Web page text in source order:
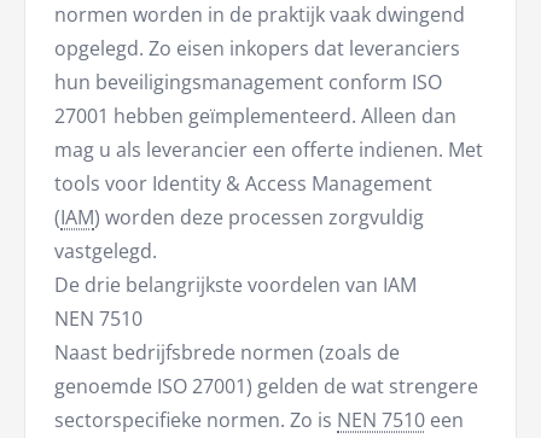
normen worden in de praktijk vaak dwingend
opgelegd. Zo eisen inkopers dat leveranciers
hun beveiligingsmanagement conform ISO
27001 hebben geïmplementeerd. Alleen dan
mag u als leverancier een offerte indienen. Met
tools voor Identity & Access Management
(IAM) worden deze processen zorgvuldig
vastgelegd.
De drie belangrijkste voordelen van IAM
NEN 7510
Naast bedrijfsbrede normen (zoals de
genoemde ISO 27001) gelden de wat strengere
sectorspecifieke normen. Zo is NEN 7510 een